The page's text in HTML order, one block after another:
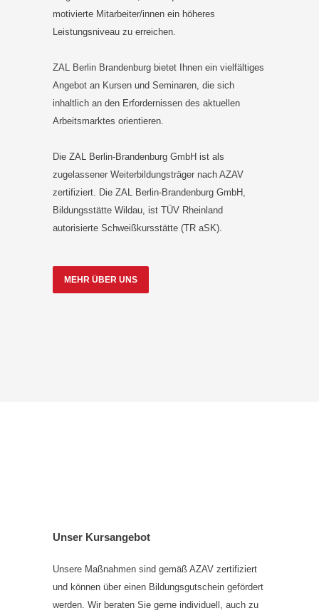
motivierte Mitarbeiter/innen ein höheres
Leistungsniveau zu erreichen.
ZAL Berlin Brandenburg bietet Ihnen ein vielfältiges
Angebot an Kursen und Seminaren, die sich
inhaltlich an den Erfordernissen des aktuellen
Arbeitsmarktes orientieren.
Die ZAL Berlin-Brandenburg GmbH ist als
zugelassener Weiterbildungsträger nach AZAV
zertifiziert. Die ZAL Berlin-Brandenburg GmbH,
Bildungsstätte Wildau, ist TÜV Rheinland
autorisierte Schweißkursstätte (TR aSK).
MEHR ÜBER UNS
Unser Kursangebot
Unsere Maßnahmen sind gemäß AZAV zertifiziert
und können über einen Bildungsgutschein gefördert
werden. Wir beraten Sie gerne individuell, auch zu